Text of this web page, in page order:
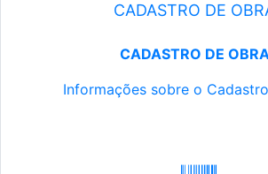
CADASTRO DE
CADASTRO DE
Informações sobre o